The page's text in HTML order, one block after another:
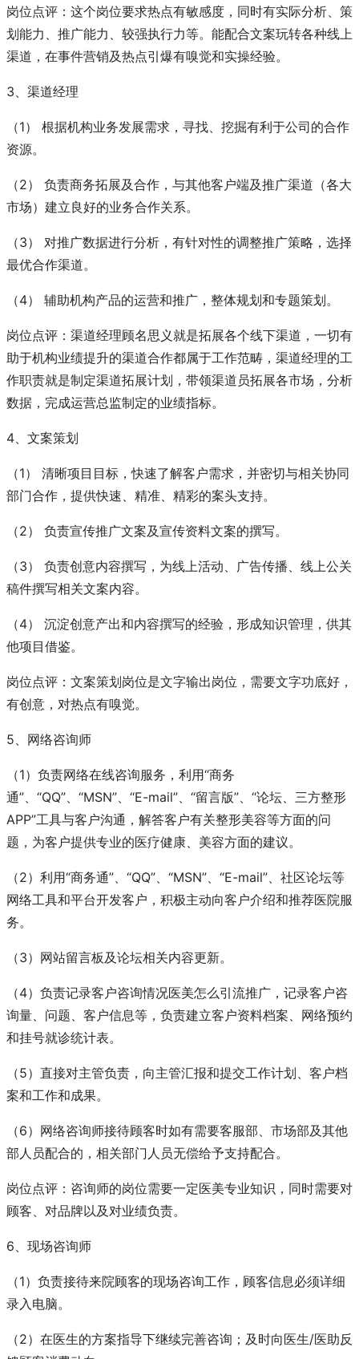
岗位点评：这个岗位要求热点有敏感度，同时有实际分析、策
划能力、推广能力、较强执行力等。能配合文案玩转各种线上
渠道，在事件营销及热点引爆有嗅觉和实操经验。
3、渠道经理
（1） 根据机构业务发展需求，寻找、挖掘有利于公司的合作
资源。
（2） 负责商务拓展及合作，与其他客户端及推广渠道（各大
市场）建立良好的业务合作关系。
（3） 对推广数据进行分析，有针对性的调整推广策略，选择
最优合作渠道。
（4） 辅助机构产品的运营和推广，整体规划和专题策划。
岗位点评：渠道经理顾名思义就是拓展各个线下渠道，一切有
助于机构业绩提升的渠道合作都属于工作范畴，渠道经理的工
作职责就是制定渠道拓展计划，带领渠道员拓展各市场，分析
数据，完成运营总监制定的业绩指标。
4、文案策划
（1） 清晰项目目标，快速了解客户需求，并密切与相关协同
部门合作，提供快速、精准、精彩的案头支持。
（2） 负责宣传推广文案及宣传资料文案的撰写。
（3） 负责创意内容撰写，为线上活动、广告传播、线上公关
稿件撰写相关文案内容。
（4） 沉淀创意产出和内容撰写的经验，形成知识管理，供其
他项目借鉴。
岗位点评：文案策划岗位是文字输出岗位，需要文字功底好，
有创意，对热点有嗅觉。
5、网络咨询师
（1）负责网络在线咨询服务，利用“商务
通”、“QQ”、“MSN”、“E-mail”、“留言版”、“论坛、三方整形
APP”工具与客户沟通，解答客户有关整形美容等方面的问
题，为客户提供专业的医疗健康、美容方面的建议。
（2）利用“商务通”、“QQ”、“MSN”、“E-mail”、社区论坛等
网络工具和平台开发客户，积极主动向客户介绍和推荐医院服
务。
（3）网站留言板及论坛相关内容更新。
（4）负责记录客户咨询情况医美怎么引流推广，记录客户咨
询量、问题、客户信息等，负责建立客户资料档案、网络预约
和挂号就诊统计表。
（5）直接对主管负责，向主管汇报和提交工作计划、客户档
案和工作和成果。
（6）网络咨询师接待顾客时如有需要客服部、市场部及其他
部人员配合的，相关部门人员无偿给予支持配合。
岗位点评：咨询师的岗位需要一定医美专业知识，同时需要对
顾客、对品牌以及对业绩负责。
6、现场咨询师
（1）负责接待来院顾客的现场咨询工作，顾客信息必须详细
录入电脑。
（2）在医生的方案指导下继续完善咨询；及时向医生/医助反